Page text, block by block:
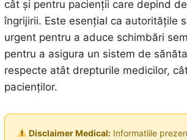
cât și pentru pacienții care depind
îngrijirii. Este esențial ca autoritățile
urgent pentru a aduce schimbări
pentru a asigura un sistem de
respecte atât drepturile medicilor,
pacienților.
Disclaimer Medical:Informatiile